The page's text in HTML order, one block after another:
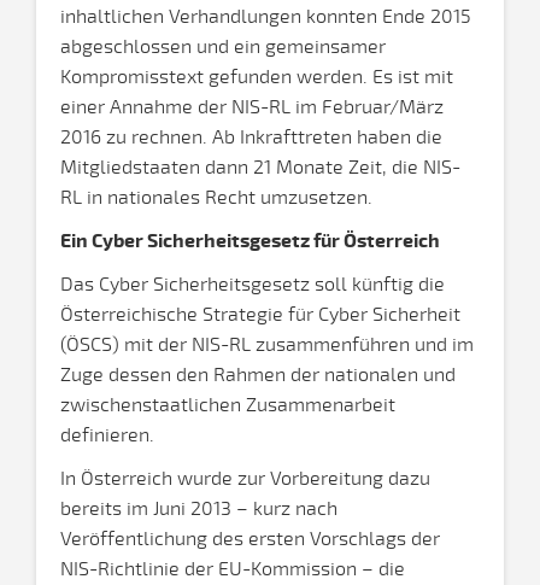
inhaltlichen Verhandlungen konnten Ende 2015
abgeschlossen und ein gemeinsamer
Kompromisstext gefunden werden. Es ist mit
einer Annahme der NIS-RL im Februar/März
2016 zu rechnen. Ab Inkrafttreten haben die
Mitgliedstaaten dann 21 Monate Zeit, die NIS-
RL in nationales Recht umzusetzen.
Ein Cyber Sicherheitsgesetz für Österreich
Das Cyber Sicherheitsgesetz soll künftig die
Österreichische Strategie für Cyber Sicherheit
(ÖSCS) mit der NIS-RL zusammenführen und im
Zuge dessen den Rahmen der nationalen und
zwischenstaatlichen Zusammenarbeit
definieren.
In Österreich wurde zur Vorbereitung dazu
bereits im Juni 2013 – kurz nach
Veröffentlichung des ersten Vorschlags der
NIS-Richtlinie der EU-Kommission – die